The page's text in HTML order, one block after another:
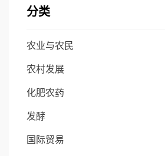
分类
农业与农民
农村发展
化肥农药
发酵
国际贸易